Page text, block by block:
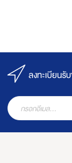
ลงทะเบียนรั